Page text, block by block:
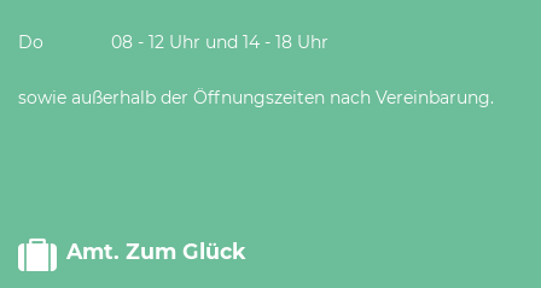
Do 08 - 12 Uhr und 14 - 18 Uhr
sowie außerhalb der Öffnungszeiten nach Vereinbarung.
Amt. Zum Glück